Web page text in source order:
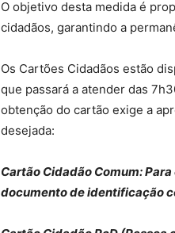
O objetivo desta medida é
cidadãos, garantindo a
Os Cartões Cidadãos estão
que passará a atender das
obtenção do cartão exige a
desejada:
Cartão Cidadão Comum:
documento de identificação